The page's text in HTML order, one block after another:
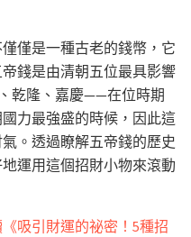
僅是一種古老的錢幣，它
錢是由清朝五位最具影響
乾隆、嘉慶——在位時期
力最強盛的時候，因此這
。透過瞭解五帝錢的歷史
運用這個招財小物來滾動
吸引財運的祕密！5種招